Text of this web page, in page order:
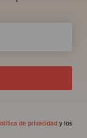
de privacidad y los